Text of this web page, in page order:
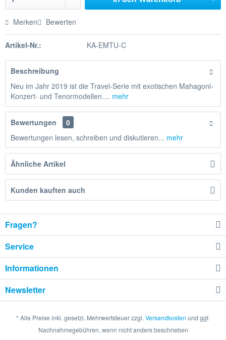
Merken Bewerten
Artikel-Nr.: KA-EMTU-C
Beschreibung
Neu im Jahr 2019 ist die Travel-Serie mit exotischen Mahagoni-
Konzert- und Tenormodellen.... mehr
Bewertungen
0
Bewertungen lesen, schreiben und diskutieren... mehr
Ähnliche Artikel
Kunden kauften auch
Fragen?
Service
Informationen
Newsletter
* Alle Preise inkl. gesetzl. Mehrwertsteuer zzgl. Versandkosten und ggf.
Nachnahmegebühren, wenn nicht anders beschrieben